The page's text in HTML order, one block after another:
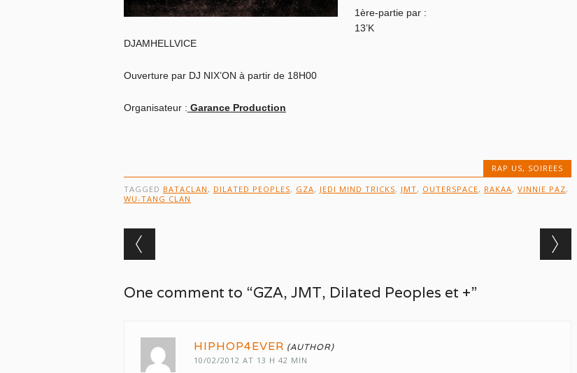
1ère-partie par :
13’K
DJAMHELLVICE
Ouverture par DJ NIX’ON à partir de 18H00
Organisateur : Garance Production
RAP US, SOIREES
TAGGED BATACLAN , DILATED PEOPLES, GZA, JEDI MIND TRICKS, JMT, OUTERSPACE, RAKAA, VINNIE PAZ,
WU-TANG CLAN
Post navigation
One comment to “GZA, JMT, Dilated Peoples et +”
HIPHOP4EVER
10/02/2012 AT 13 H 42 MIN